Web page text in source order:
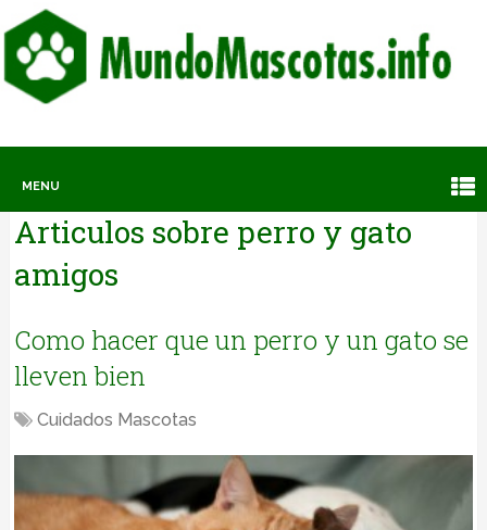
MENU
Articulos sobre perro y gato
amigos
Como hacer que un perro y un gato se
lleven bien
Cuidados Mascotas